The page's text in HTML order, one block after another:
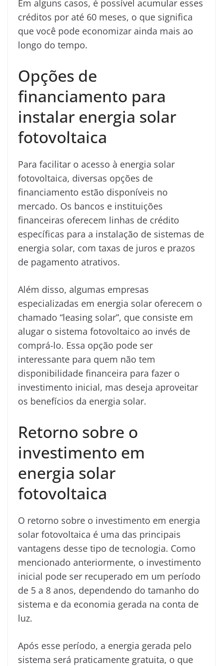
Em alguns casos, é possível acumular esses
créditos por até 60 meses, o que significa
que você pode economizar ainda mais ao
longo do tempo.
Opções de
financiamento para
instalar energia solar
fotovoltaica
Para facilitar o acesso à energia solar
fotovoltaica, diversas opções de
financiamento estão disponíveis no
mercado. Os bancos e instituições
financeiras oferecem linhas de crédito
específicas para a instalação de sistemas de
energia solar, com taxas de juros e prazos
de pagamento atrativos.
Além disso, algumas empresas
especializadas em energia solar oferecem o
chamado “leasing solar”, que consiste em
alugar o sistema fotovoltaico ao invés de
comprá-lo. Essa opção pode ser
interessante para quem não tem
disponibilidade financeira para fazer o
investimento inicial, mas deseja aproveitar
os benefícios da energia solar.
Retorno sobre o
investimento em
energia solar
fotovoltaica
O retorno sobre o investimento em energia
solar fotovoltaica é uma das principais
vantagens desse tipo de tecnologia. Como
mencionado anteriormente, o investimento
inicial pode ser recuperado em um período
de 5 a 8 anos, dependendo do tamanho do
sistema e da economia gerada na conta de
luz.
Após esse período, a energia gerada pelo
sistema será praticamente gratuita, o que